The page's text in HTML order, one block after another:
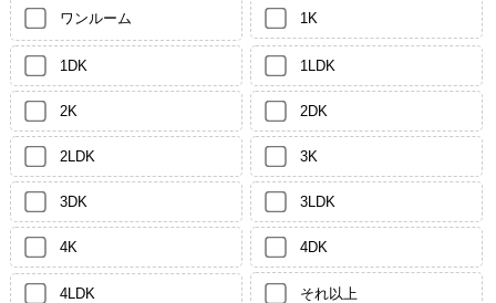
ワンルーム 1K
1DK 1LDK
2K 2DK
2LDK 3K
3DK 3LDK
4K 4DK
4LDK それ以上